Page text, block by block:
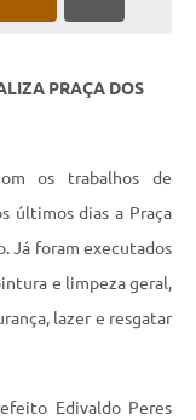
PRAÇA DOS
os trabalhos de
últimos dias a Praça
Já foram executados
e limpeza geral,
lazer e resgatar
Edivaldo Peres